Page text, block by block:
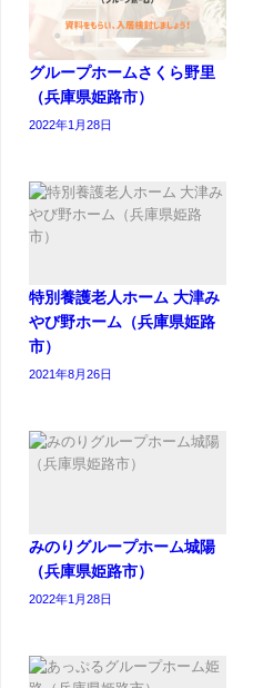
グループホームさくら野里
（兵庫県姫路市）
2022年1月28日
特別養護老人ホーム 大津み
やび野ホーム（兵庫県姫路
市）
2021年8月26日
みのりグループホーム城陽
（兵庫県姫路市）
2022年1月28日